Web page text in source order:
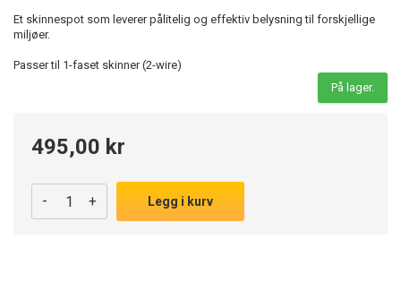
Et skinnespot som leverer pålitelig og effektiv belysning til forskjellige
miljøer.
Passer til 1-faset skinner (2-wire)
På lager.
495,00 kr
- + Legg i kurv